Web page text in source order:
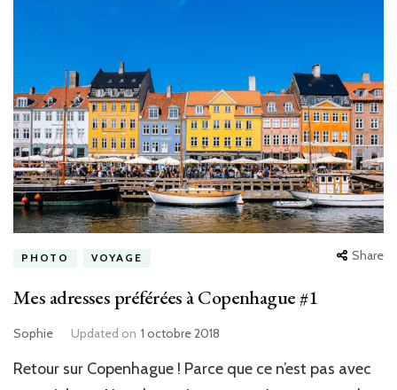
PHOTO VOYAGE Share
Mes adresses préférées à Copenhague #1
Sophie Updated on 1 octobre 2018
Retour sur Copenhague ! Parce que ce n’est pas avec